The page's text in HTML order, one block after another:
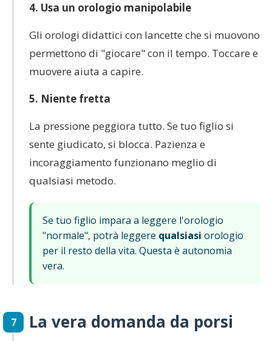
4. Usa un orologio manipolabile
Gli orologi didattici con lancette che si muovono
permettono di "giocare" con il tempo. Toccare e
muovere aiuta a capire.
5. Niente fretta
La pressione peggiora tutto. Se tuo figlio si
sente giudicato, si blocca. Pazienza e
incoraggiamento funzionano meglio di
qualsiasi metodo.
Se tuo figlio impara a leggere l'orologio
"normale", potrà leggere qualsiasi orologio
per il resto della vita. Questa è autonomia
vera.
7 La vera domanda da porsi